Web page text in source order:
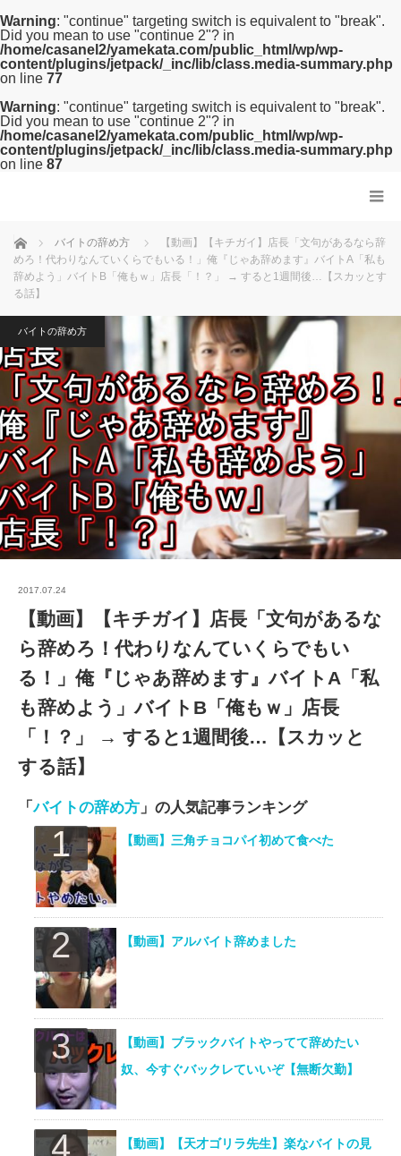
Warning: "continue" targeting switch is equivalent to "break".
Did you mean to use "continue 2"? in
/home/casanel2/yamekata.com/public_html/wp/wp-
content/plugins/jetpack/_inc/lib/class.media-summary.php
on line 77
Warning: "continue" targeting switch is equivalent to "break".
Did you mean to use "continue 2"? in
/home/casanel2/yamekata.com/public_html/wp/wp-
content/plugins/jetpack/_inc/lib/class.media-summary.php
on line 87
ホーム バイトの辞め方
【動画】【キチガイ】店長「文句があるなら辞
めろ！代わりなんていくらでもいる！」俺『じゃあ辞めます』バイトA「私も
辞めよう」バイトB「俺もｗ」店長「！？」 → すると1週間後…【スカッとす
る話】
バイトの辞め方
2017.07.24
【動画】【キチガイ】店長「文句があるな
ら辞めろ！代わりなんていくらでもい
る！」俺『じゃあ辞めます』バイトA「私
も辞めよう」バイトB「俺もｗ」店長
「！？」 → すると1週間後…【スカッと
する話】
「バイトの辞め方 」の人気記事ランキング
【動画】三角チョコパイ初めて食べた
【動画】アルバイト辞めました
【動画】ブラックバイトやってて辞めたい
奴、今すぐバックレていいぞ【無断欠勤】
【動画】【天才ゴリラ先生】楽なバイトの見